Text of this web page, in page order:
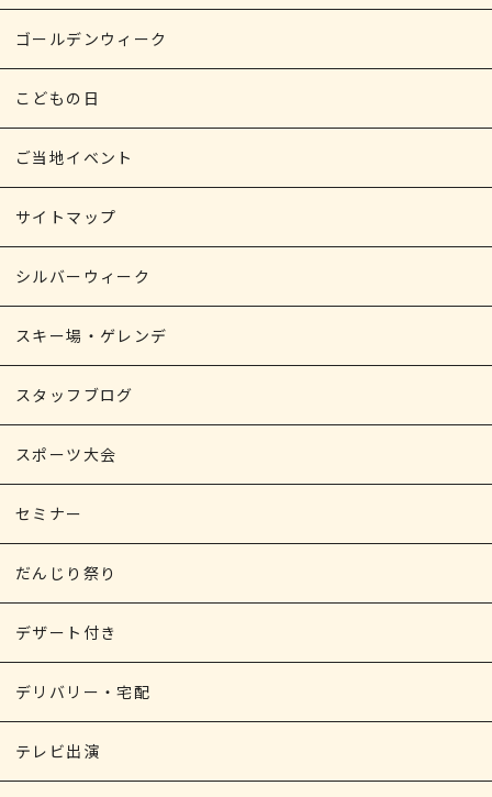
ゴールデンウィーク
こどもの日
ご当地イベント
サイトマップ
シルバーウィーク
スキー場・ゲレンデ
スタッフブログ
スポーツ大会
セミナー
だんじり祭り
デザート付き
デリバリー・宅配
テレビ出演